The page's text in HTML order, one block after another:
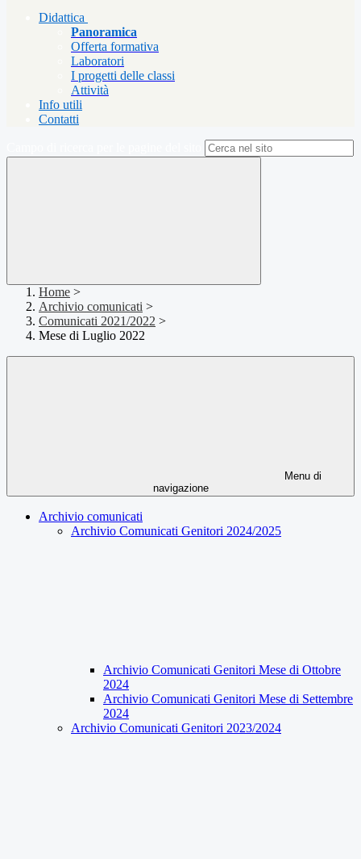
Didattica
Panoramica
Offerta formativa
Laboratori
I progetti delle classi
Attività
Info utili
Contatti
Home >
Archivio comunicati >
Comunicati 2021/2022 >
Mese di Luglio 2022
Menu di
navigazione
Archivio comunicati
Archivio Comunicati Genitori 2024/2025
Archivio Comunicati Genitori Mese di Ottobre
2024
Archivio Comunicati Genitori Mese di Settembre
2024
Archivio Comunicati Genitori 2023/2024